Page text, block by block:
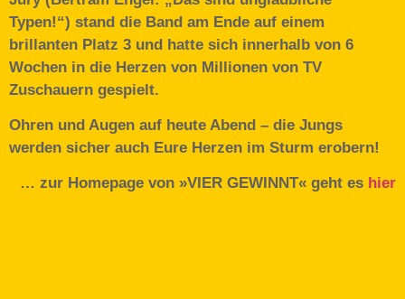
Typen!“) stand die Band am Ende auf einem
brillanten Platz 3 und hatte sich innerhalb von 6
Wochen in die Herzen von Millionen von TV
Zuschauern gespielt.
Ohren und Augen auf heute Abend – die Jungs
werden sicher auch Eure Herzen im Sturm erobern!
… zur Homepage von »VIER GEWINNT« geht es hier